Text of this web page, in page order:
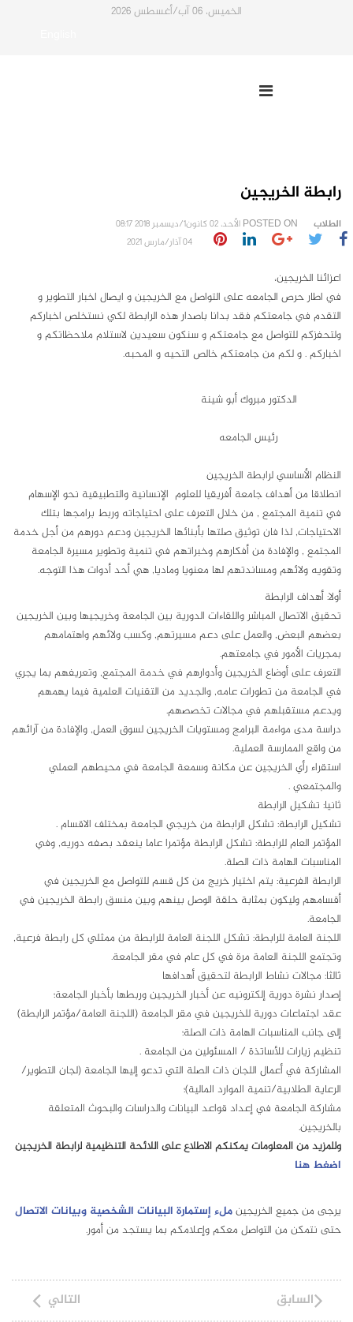
الخميس، 06 آب/أغسطس 2026
رابطة الخريجين
الطلاب POSTED ON الأحد، 02 كانون1/ديسمبر 2018 08:17
04 آذار/مارس 2021
اعزائنا الخريجين،
في اطار حرص الجامعه على التواصل مع الخريجين و ايصال اخبار التطوير و
التقدم في جامعتكم فقد بدانا باصدار هذه الرابطة لكي نستخلص اخباركم
ولتحفزكم للتواصل مع جامعتكم و سنكون سعيدين لاستلام ملاحظاتكم و
اخباركم . و لكم من جامعتكم خالص التحيه و المحبه.
الدكتور مبروك أبو شينة
رئيس الجامعه
النظام الأساسي لرابطة الخريجين
انطلاقا من أهداف جامعة أفريقيا للعلوم الإنسانية والتطبيقية نحو الإسهام
في تنمية المجتمع , من خلال التعرف على احتياجاته وربط برامجها بتلك
الاحتياجات, لذا فان توثيق صلتها بأبنائها الخريجين ودعم دورهم من أجل خدمة
المجتمع , والإفادة من أفكارهم وخبراتهم في تنمية وتطوير مسيرة الجامعة
وتقويه ولائهم ومساندتهم لها معنويا وماديا, هي أحد أدوات هذا التوجه.
أولا: أهداف الرابطة
تحقيق الاتصال المباشر واللقاءات الدورية بين الجامعة وخريجيها وبين الخريجين
بعضهم البعض, والعمل على دعم مسيرتهم, وكسب ولائهم واهتمامهم
بمجريات الأمور في جامعتهم.
التعرف على أوضاع الخريجين وأدوارهم في خدمة المجتمع, وتعريفهم بما يجري
في الجامعة من تطورات عامه, والجديد من التقنيات العلمية فيما يهمهم
ويدعم مستقبلهم في مجالات تخصصهم.
دراسة مدى مواءمة البرامج ومستويات الخريجين لسوق العمل, والإفادة من آرائهم
من واقع الممارسة العملية.
استقراء رأي الخريجين عن مكانة وسمعة الجامعة في محيطهم العملي
والمجتمعي .
ثانيا: تشكيل الرابطة
تشكيل الرابطة: تشكل الرابطة من خريجي الجامعة بمختلف الاقسام .
المؤتمر العام للرابطة: تشكل الرابطة مؤتمرا عاما ينعقد بصفه دوريه, وفي
المناسبات الهامة ذات الصلة.
الرابطة الفرعية: يتم اختيار خريج من كل قسم للتواصل مع الخريجين في
أقسامهم وليكون بمثابة حلقة الوصل بينهم وبين منسق رابطة الخريجين في
الجامعة.
اللجنة العامة للرابطة: تشكل اللجنة العامة للرابطة من ممثلي كل رابطة فرعية,
وتجتمع اللجنة العامة مرة في كل عام في مقر الجامعة.
ثالثا: مجالات نشاط الرابطة لتحقيق أهدافها
إصدار نشرة دورية إلكترونيه عن أخبار الخريجين وربطها بأخبار الجامعة؛
عقد اجتماعات دورية للخريجين في مقر الجامعة (اللجنة العامة/مؤتمر الرابطة)
إلى جانب المناسبات الهامة ذات الصلة؛
تنظيم زيارات للأساتذة / المسئولين من الجامعة .
المشاركة في أعمال اللجان ذات الصلة التي تدعو إليها الجامعة (لجان التطوير/
الرعاية الطلابية/تنمية الموارد المالية)؛
مشاركة الجامعة في إعداد قواعد البيانات والدراسات والبحوث المتعلقة
بالخريجين.
وللمزيد من المعلومات يمكنكم الاطلاع على اللائحة التنظيمية لرابطة الخريجين
اضغط هنا
يرجى من جميع الخريجينملء إستمارة البيانات الشخصية وبيانات الاتصال
حتى نتمكن من التواصل معكم وإعلامكم بما يستجد من أمور.
السابق التالي